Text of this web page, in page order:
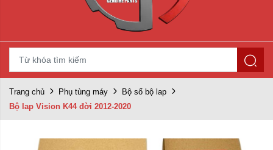
Trang chủ Phụ tùng máy
Bộ số bộ lap
Bộ lap Vision K44 đời 2012-2020